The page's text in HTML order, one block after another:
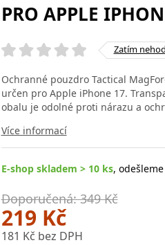
PRO APPLE
Zatím
Ochranné pouzdro Tactical
určen pro Apple iPhone 17.
obalu je odolné proti nárazu a
Více informací
E-shop skladem > 10 ks,
Doporučená: 349 Kč
219 Kč
181 Kč bez DPH